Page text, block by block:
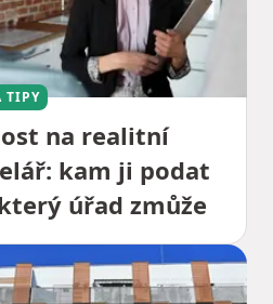
TIPY
na realitní
kam ji podat
úřad zmůže